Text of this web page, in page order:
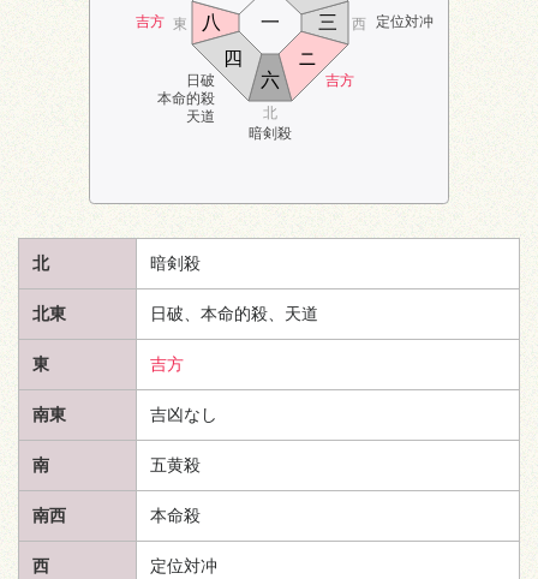
吉方 定位対冲
日破
本命的殺
天道
暗剣殺
吉方
北
東 西
六
八
一
ニ
三
四
北 暗剣殺
北東 日破、本命的殺、 天道
東 吉方
南東 吉凶なし
南 五黄殺
南西 本命殺
西 定位対冲